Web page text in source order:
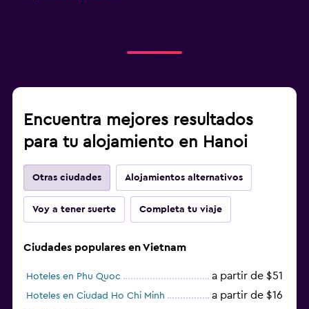
Encuentra mejores resultados
para tu alojamiento en Hanoi
Otras ciudades Alojamientos alternativos
Voy a tener suerte Completa tu viaje
Ciudades populares en Vietnam
Hoteles en Phu Quoc a partir de $51
Hoteles en Ciudad Ho Chi Minh a partir de $16